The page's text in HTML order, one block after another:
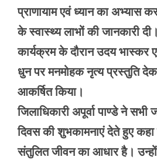
प्राणायाम एवं ध्यान का अभ्यास
के स्वास्थ्य लाभों की जानकारी दी।
कार्यक्रम के दौरान उदय भास्कर
धुन पर मनमोहक नृत्य प्रस्तुति
आकर्षित किया।
जिलाधिकारी अपूर्वा पाण्डे ने सभी
दिवस की शुभकामनाएं देते हुए
संतुलित जीवन का आधार है।